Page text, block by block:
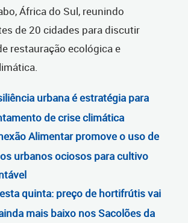
África do Sul, reunindo
de 20 cidades para discutir
restauração ecológica e
urbana é estratégia para
de crise climática
Alimentar promove o uso de
urbanos ociosos para cultivo
quinta: preço de hortifrútis vai
mais baixo nos Sacolões da